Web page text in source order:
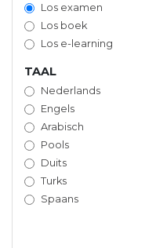
Los examen
Los boek
Los e-learning
TAAL
Nederlands
Engels
Arabisch
Pools
Duits
Turks
Spaans